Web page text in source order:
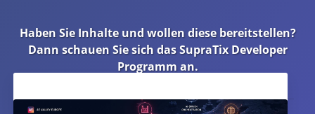
Haben Sie Inhalte und wollen diese bereitstellen?
Dann schauen Sie sich dasSupraTix Developer
Programman.